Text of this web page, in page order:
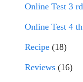
Online Test 3
Online Test 4
Recipe (18)
Reviews (16)